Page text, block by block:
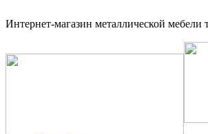
Интернет-магазин металлической